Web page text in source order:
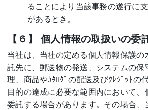
ることにより当該事務の遂行に
があるとき。
【６】 個人情報の取扱いの委
当社は、当社の定める個人情報保護の
託先に、郵送物の発送、システムの保
理、商品やｶﾀﾛｸﾞの配送及びｸﾚｼﾞｯﾄの
目的の達成に必要な範囲内において、
委託する場合があります。その場合、